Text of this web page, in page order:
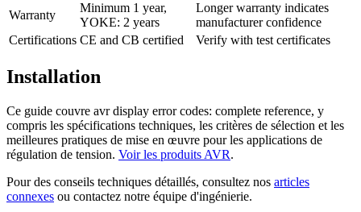
Warranty
Minimum 1 year,
YOKE: 2 years
Longer warranty indicates
manufacturer confidence
Certifications CE and CB certified Verify with test certificates
Installation
Ce guide couvre avr display error codes: complete reference, y
compris les spécifications techniques, les critères de sélection et les
meilleures pratiques de mise en œuvre pour les applications de
régulation de tension. Voir les produits AVR.
Pour des conseils techniques détaillés, consultez nos articles
connexes ou contactez notre équipe d'ingénierie.